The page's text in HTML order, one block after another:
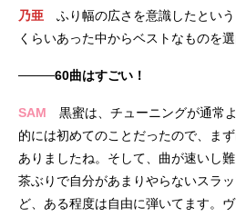
乃亜 ふり幅の広さを意識したとい
くらいあった中からベストなものを選
────60曲はすごい！
SAM 黒蜜は、チューニングが通常
的には初めてのことだったので、ま
ありましたね。そして、曲が速いし
茶ぶりで自分があまりやらないスラ
ど、ある程度は自由に弾いてます。